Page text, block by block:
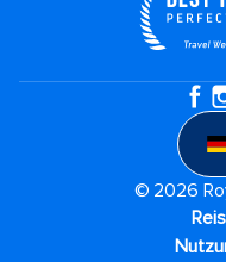
© 2026